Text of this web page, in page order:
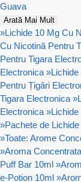
Guava
Arată Mai Mult
»Lichide 10 Mg Cu
Cu Nicotină Pentru
Pentru Tigara
Electronica »
Pentru Țigări
Tigara Electronica »
Electronica »
»Pachete de
»Toate: Arome
»Aroma
Puff Bar 10ml »
e-Potion 10ml »